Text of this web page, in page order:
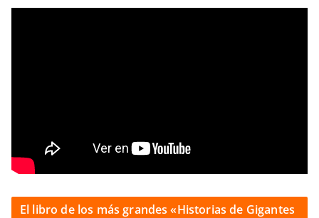
El libro de los más grandes «Historias de Gigantes